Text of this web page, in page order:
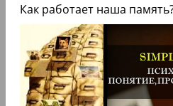
Как работает наша